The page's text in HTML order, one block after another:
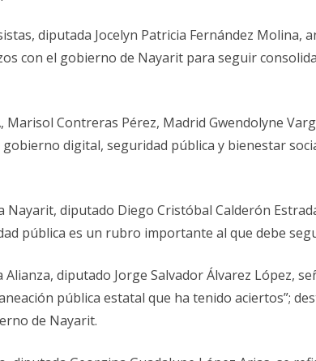
diputada Jocelyn Patricia Fernández Molina,
con el gobierno de Nayarit para seguir
Contreras Pérez, Madrid Gwendolyne
digital, seguridad pública y bienestar
diputado Diego Cristóbal Calderón
pública es un rubro importante al que debe
diputado Jorge Salvador Álvarez López,
pública estatal que ha tenido aciertos”;
de Nayarit.